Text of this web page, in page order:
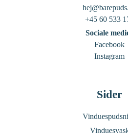
+45 60 533
Sociale
Facebook
Instagram
Sider